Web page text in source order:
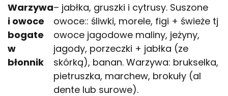
Warzywa
i owoce
bogate
w
błonnik
– jabłka, gruszki i cytrusy. Suszone
owoce:: śliwki, morele, figi + świeże tj
owoce jagodowe maliny, jeżyny,
jagody, porzeczki + jabłka (ze
skórką), banan. Warzywa: brukselka,
pietruszka, marchew, brokuły (al
dente lub surowe).